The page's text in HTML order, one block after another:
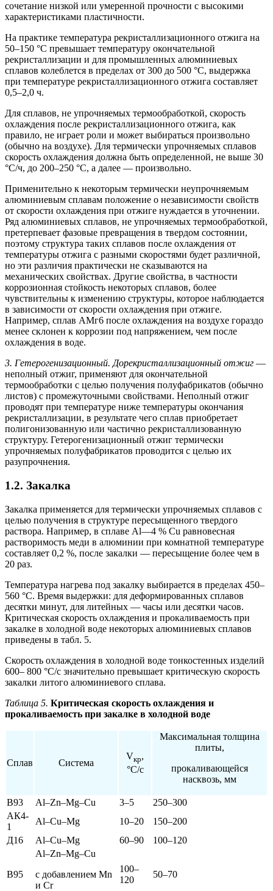
сочетание низкой или умеренной прочности с высокими
характеристиками пластичности.
На практике температура рекристаллизационного отжига на
50–150 °С превышает температуру окончательной
рекристаллизации и для промышленных алюминиевых
сплавов колеблется в пределах от 300 до 500 °С, выдержка
при температуре рекристаллизационного отжига составляет
0,5–2,0 ч.
Для сплавов, не упрочняемых термообработкой, скорость
охлаждения после рекристаллизационного отжига, как
правило, не играет роли и может выбираться произвольно
(обычно на воздухе). Для термически упрочняемых сплавов
скорость охлаждения должна быть определенной, не выше 30
°С/ч, до 200–250 °С, а далее — произвольно.
Применительно к некоторым термически неупрочняемым
алюминиевым сплавам положение о независимости свойств
от скорости охлаждения при отжиге нуждается в уточнении.
Ряд алюминиевых сплавов, не упрочняемых термообработкой,
претерпевает фазовые превращения в твердом состоянии,
поэтому структура таких сплавов после охлаждения от
температуры отжига с разными скоростями будет различной,
но эти различия практически не сказываются на
механических свойствах. Другие свойства, в частности
коррозионная стойкость некоторых сплавов, более
чувствительны к изменению структуры, которое наблюдается
в зависимости от скорости охлаждения при отжиге.
Например, сплав АМг6 после охлаждения на воздухе гораздо
менее склонен к коррозии под напряжением, чем после
охлаждения в воде.
3. Гетерогенизационный. Дорекристаллизационный отжиг —
неполный отжиг, применяют для окончательной
термообработки с целью получения полуфабрикатов (обычно
листов) с промежуточными свойствами. Неполный отжиг
проводят при температуре ниже температуры окончания
рекристаллизации, в результате чего сплав приобретает
полигонизованную или частично рекристаллизованную
структуру. Гетерогенизационный отжиг термически
упрочняемых полуфабрикатов проводится с целью их
разупрочнения.
1.2. Закалка
Закалка применяется для термически упрочняемых сплавов с
целью получения в структуре пересыщенного твердого
раствора. Например, в сплаве Al—4 % Cu равновесная
растворимость меди в алюминии при комнатной температуре
составляет 0,2 %, после закалки — пересыщение более чем в
20 раз.
Температура нагрева под закалку выбирается в пределах 450–
560 °С. Время выдержки: для деформированных сплавов
десятки минут, для литейных — часы или десятки часов.
Критическая скорость охлаждения и прокаливаемость при
закалке в холодной воде некоторых алюминиевых сплавов
приведены в табл. 5.
Скорость охлаждения в холодной воде тонкостенных изделий
600– 800 °С/с значительно превышает критическую скорость
закалки литого алюминиевого сплава.
Таблица 5. Критическая скорость охлаждения и
прокаливаемость при закалке в холодной воде
Сплав Система
Vкр,
°С/с
Максимальная толщина
плиты,
прокаливающейся
насквозь, мм
В93 Al–Zn–Mg–Cu 3–5
250–300
АК4-
1
Al–Cu–Mg 10–20
150–200
Д16
Al–Cu–Mg 60–90 100–120
В95
Al–Zn–Mg–Cu
с добавлением Mn
и Cr
100–
120
50–70